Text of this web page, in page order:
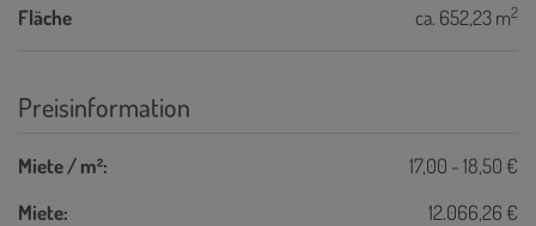
Fläche ca. 652,23 m2
Preisinformation
Miete / m²:
17,00 - 18,50 €
Miete:
12.066,26 €